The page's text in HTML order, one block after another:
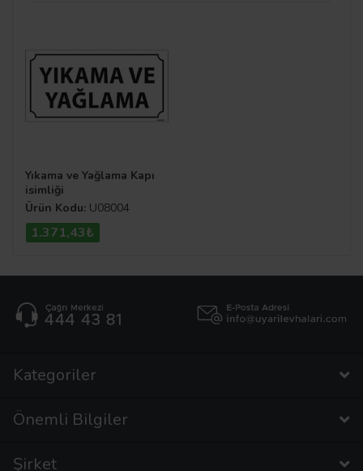
Yıkama ve Yağlama Kapı
isimliği
Ürün Kodu: U08004
1.371,43₺
Kategoriler
Önemli Bilgiler
Şirket